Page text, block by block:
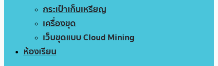
กระเป๋าเก็บเหรียญ
เครื่องขุด
เว็บขุดแบบ Cloud Mining
ห้องเรียน